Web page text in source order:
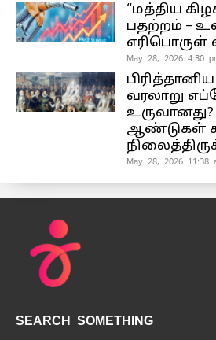
“மத்திய
பதற்றம் –
எரிபொருள்
May 28, 2026 4:30
வரலாறு
ஆண்டுகள்
May 28, 2026 11:38
SEARCH SOMETHING